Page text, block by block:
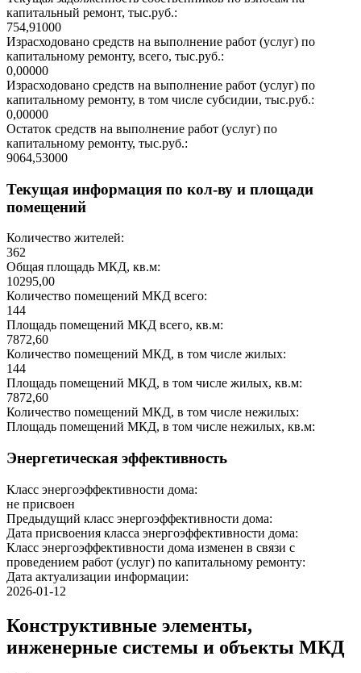
капитальный ремонт, тыс.руб.:
754,91000
Израсходовано средств на выполнение работ (услуг) по
капитальному ремонту, всего, тыс.руб.:
0,00000
Израсходовано средств на выполнение работ (услуг) по
капитальному ремонту, в том числе субсидии, тыс.руб.:
0,00000
Остаток средств на выполнение работ (услуг) по
капитальному ремонту, тыс.руб.:
9064,53000
Текущая информация по кол-ву и площади
помещений
Количество жителей:
362
Общая площадь МКД, кв.м:
10295,00
Количество помещений МКД всего:
144
Площадь помещений МКД всего, кв.м:
7872,60
Количество помещений МКД, в том числе жилых:
144
Площадь помещений МКД, в том числе жилых, кв.м:
7872,60
Количество помещений МКД, в том числе нежилых:
Площадь помещений МКД, в том числе нежилых, кв.м:
Энергетическая эффективность
Класс энергоэффективности дома:
не присвоен
Предыдущий класс энергоэффективности дома:
Дата присвоения класса энергоэффективности дома:
Класс энергоэффективности дома изменен в связи с
проведением работ (услуг) по капитальному ремонту:
Дата актуализации информации:
2026-01-12
Конструктивные элементы,
инженерные системы и объекты МКД